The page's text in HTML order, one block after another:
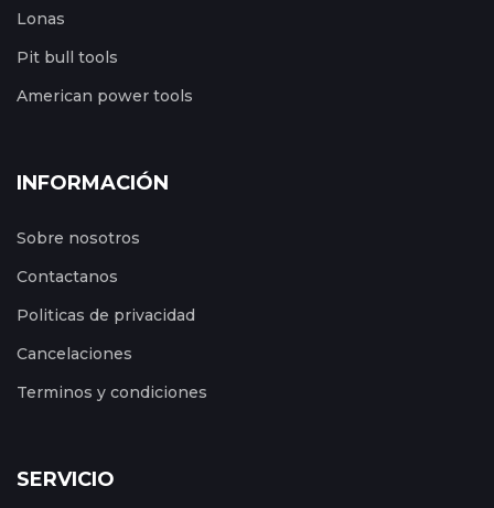
Lonas
Pit bull tools
American power tools
INFORMACIÓN
Sobre nosotros
Contactanos
Politicas de privacidad
Cancelaciones
Terminos y condiciones
SERVICIO